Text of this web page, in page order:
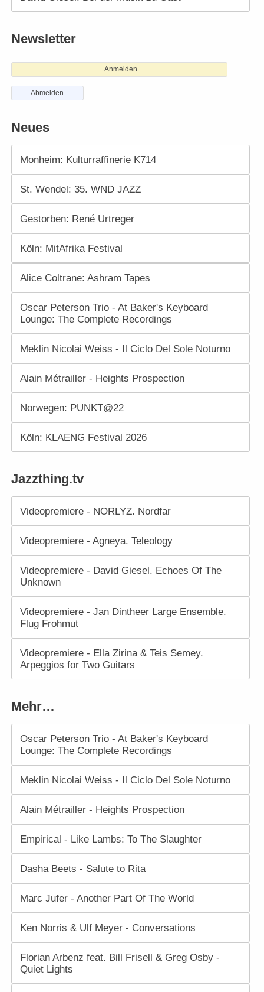
Newsletter
Anmelden
Abmelden
Neues
Monheim: Kulturraffinerie K714
St. Wendel: 35. WND JAZZ
Gestorben: René Urtreger
Köln: MitAfrika Festival
Alice Coltrane: Ashram Tapes
Oscar Peterson Trio - At Baker's Keyboard
Lounge: The Complete Recordings
Meklin Nicolai Weiss - Il Ciclo Del Sole Noturno
Alain Métrailler - Heights Prospection
Norwegen: PUNKT@22
Köln: KLAENG Festival 2026
Jazzthing.tv
Videopremiere - NORLYZ. Nordfar
Videopremiere - Agneya. Teleology
Videopremiere - David Giesel. Echoes Of The
Unknown
Videopremiere - Jan Dintheer Large Ensemble.
Flug Frohmut
Videopremiere - Ella Zirina & Teis Semey.
Arpeggios for Two Guitars
Mehr…
Oscar Peterson Trio - At Baker's Keyboard
Lounge: The Complete Recordings
Meklin Nicolai Weiss - Il Ciclo Del Sole Noturno
Alain Métrailler - Heights Prospection
Empirical - Like Lambs: To The Slaughter
Dasha Beets - Salute to Rita
Marc Jufer - Another Part Of The World
Ken Norris & Ulf Meyer - Conversations
Florian Arbenz feat. Bill Frisell & Greg Osby -
Quiet Lights